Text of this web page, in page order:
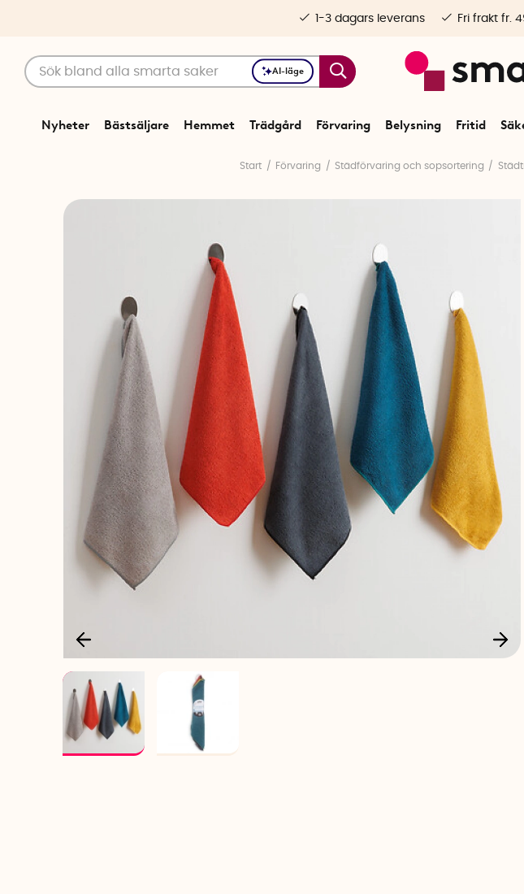
AI-läge
Nyheter Bästsäljare Hemmet Trädgård Förvaring Belysning Fritid
1-3 dagars leverans Fri frakt fr.
Start Förvaring Städförvaring och sopsortering